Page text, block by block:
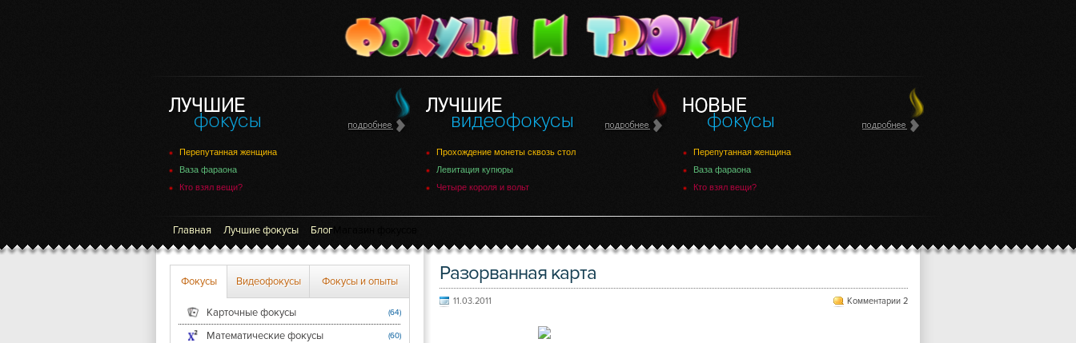
Перепутанная женщина
Ваза фараона
Кто взял вещи?
Прохождение монеты сквозь стол
Левитация купюры
Четыре короля и вольт
Перепутанная женщина
Ваза фараона
Кто взял вещи?
Главная Лучшие фокусы БлогМагазин фокусов
Фокусы Видеофокусы Фокусы и опыты
Карточные фокусы (64)
Математические фокусы (60)
Разорванная карта
Комментарии 2
11.03.2011